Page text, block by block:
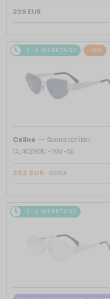
239 EUR
2-4 WERKTAGE -18%
Celine — Sonnenbrillen
CL40293U - 16V - 55
252 EUR 307 EUR
2-4 WERKTAGE